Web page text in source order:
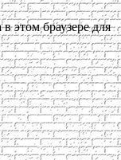
этом браузере для